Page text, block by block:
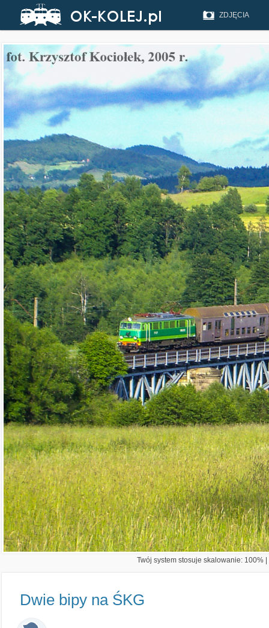
ZDJĘCIA
Twój system stosuje skalowanie: 100%
Dwie bipy na ŚKG